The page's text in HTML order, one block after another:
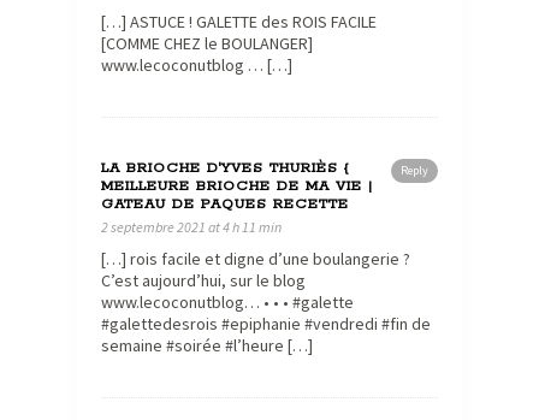
[…] ASTUCE ! GALETTE des ROIS FACILE
[COMME CHEZ le BOULANGER]
www.lecoconutblog … […]
Reply
LA BRIOCHE D'YVES THURIÈS {
MEILLEURE BRIOCHE DE MA VIE |
GATEAU DE PAQUES RECETTE
2 septembre 2021 at 4 h 11 min
[…] rois facile et digne d’une boulangerie ?
C’est aujourd’hui, sur le blog
www.lecoconutblog… • • • #galette
#galettedesrois #epiphanie #vendredi #fin de
semaine #soirée #l’heure […]